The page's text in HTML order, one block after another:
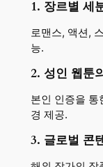
1. 장르별 세
로맨스, 액션,
능.
2. 성인 웹툰
본인 인증을 통
경 제공.
3. 글로벌 콘